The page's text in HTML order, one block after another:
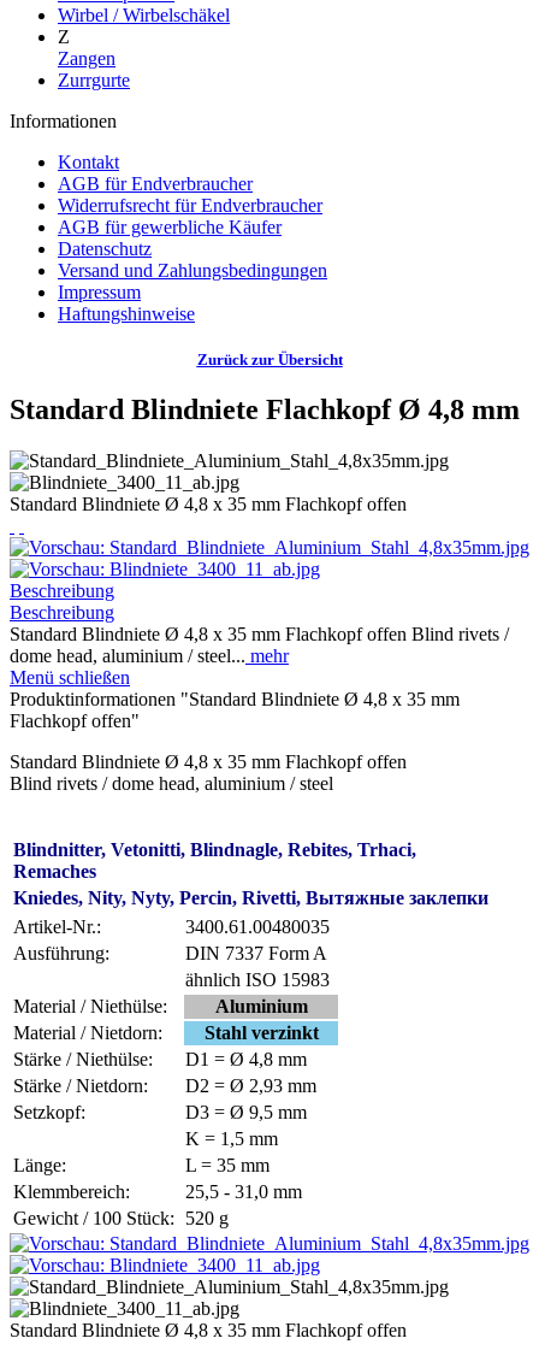
Wirbel / Wirbelschäkel
Z
Zangen
Zurrgurte
Informationen
Kontakt
AGB für Endverbraucher
Widerrufsrecht für Endverbraucher
AGB für gewerbliche Käufer
Datenschutz
Versand und Zahlungsbedingungen
Impressum
Haftungshinweise
Zurück zur Übersicht
Standard Blindniete Flachkopf Ø 4,8 mm
Standard Blindniete Ø 4,8 x 35 mm Flachkopf offen
Beschreibung
Beschreibung
Standard Blindniete Ø 4,8 x 35 mm Flachkopf offen Blind rivets /
dome head, aluminium / steel... mehr
Menü schließen
Produktinformationen "Standard Blindniete Ø 4,8 x 35 mm
Flachkopf offen"
Standard Blindniete Ø 4,8 x 35 mm Flachkopf offen
Blind rivets / dome head, aluminium / steel
Blindnitter, Vetonitti, Blindnagle, Rebites, Trhaci,
Remaches
Kniedes, Nity, Nyty, Percin, Rivetti, Вытяжные заклепки
Artikel-Nr.:
3400.61.00480035
Ausführung:
DIN 7337 Form A
ähnlich ISO 15983
Material / Niethülse:
Aluminium
Material / Nietdorn:
Stahl verzinkt
Stärke / Niethülse:
D1 = Ø 4,8 mm
Stärke / Nietdorn:
D2 = Ø 2,93 mm
Setzkopf:
D3 = Ø 9,5 mm
K = 1,5 mm
Länge:
L = 35 mm
Klemmbereich:
25,5 - 31,0 mm
Gewicht / 100 Stück:
520 g
Standard Blindniete Ø 4,8 x 35 mm Flachkopf offen